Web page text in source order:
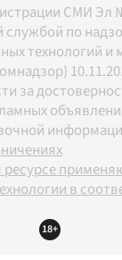
СМИ Эл
по
технологий и
за
в
18+